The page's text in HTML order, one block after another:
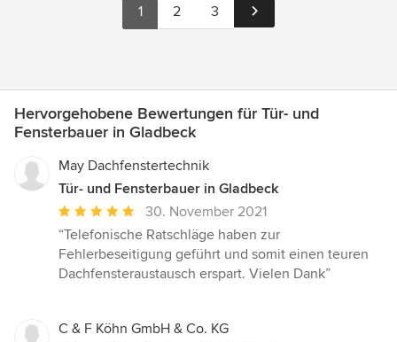
1 2 3
Hervorgehobene Bewertungen für Tür- und
Fensterbauer in Gladbeck
May Dachfenstertechnik
Tür- und Fensterbauer in Gladbeck
Durchschnittliche
Bewertung:
5
von
30. November 2021
“Telefonische Ratschläge haben zur
Fehlerbeseitigung geführt und somit einen teuren
Dachfensteraustausch erspart. Vielen Dank”
C & F Köhn GmbH & Co. KG